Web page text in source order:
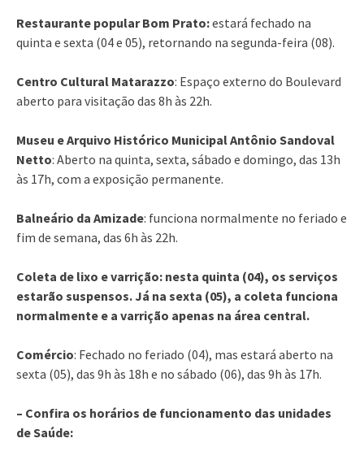
Restaurante popular Bom Prato:estará fechado na
quinta e sexta (04 e 05), retornando na segunda-feira (08).
Centro Cultural Matarazzo: Espaço externo do Boulevard
aberto para visitação das 8h às 22h.
Museu e Arquivo Histórico Municipal Antônio Sandoval
Netto: Aberto na quinta, sexta, sábado e domingo, das 13h
às 17h, com a exposição permanente.
Balneário da Amizade: funciona normalmente no feriado e
fim de semana, das 6h às 22h.
Coleta de lixo e varrição: nesta quinta (04), os serviços
estarão suspensos. Já na sexta (05), a coleta funciona
normalmente e a varrição apenas na área central.
Comércio: Fechado no feriado (04), mas estará aberto na
sexta (05), das 9h às 18h e no sábado (06), das 9h às 17h.
– Confira os horários de funcionamento das unidades
de Saúde: